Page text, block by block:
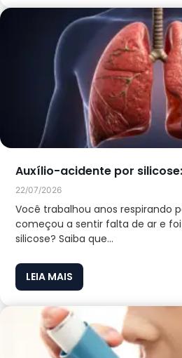
Auxílio-acidente por
22/07/2026
Você trabalhou anos respirando
começou a sentir falta de ar e
silicose? Saiba que...
LEIA MAIS